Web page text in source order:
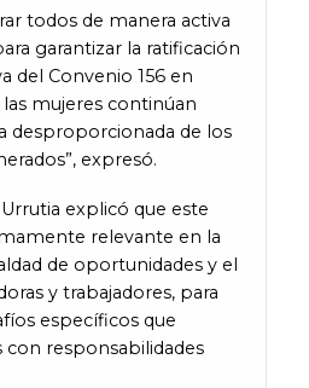
todos de manera activa
garantizar la ratificación
del Convenio 156 en
mujeres continúan
desproporcionada de los
expresó.
explicó que este
relevante en la
de oportunidades y el
y trabajadores, para
específicos que
responsabilidades